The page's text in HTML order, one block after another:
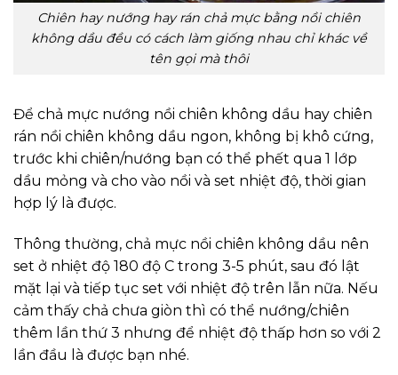
Chiên hay nướng hay rán chả mực bằng nồi chiên
không dầu đều có cách làm giống nhau chỉ khác về
tên gọi mà thôi
Để chả mực nướng nồi chiên không dầu hay chiên
rán nồi chiên không dầu ngon, không bị khô cứng,
trước khi chiên/nướng bạn có thể phết qua 1 lớp
dầu mỏng và cho vào nồi và set nhiệt độ, thời gian
hợp lý là được.
Thông thường, chả mực nồi chiên không dầu nên
set ở nhiệt độ 180 độ C trong 3-5 phút, sau đó lật
mặt lại và tiếp tục set với nhiệt độ trên lẫn nữa. Nếu
cảm thấy chả chưa giòn thì có thể nướng/chiên
thêm lần thứ 3 nhưng để nhiệt độ thấp hơn so với 2
lần đầu là được bạn nhé.